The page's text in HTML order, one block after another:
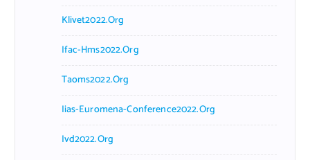
Klivet2022.org
Ifac-Hms2022.org
Taoms2022.org
Iias-Euromena-Conference2022.org
Ivd2022.org